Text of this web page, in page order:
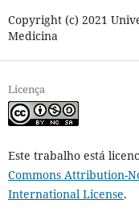
Copyright (c) 2021
Medicina
Licença
Este trabalho está
Commons Attribution-
International License.